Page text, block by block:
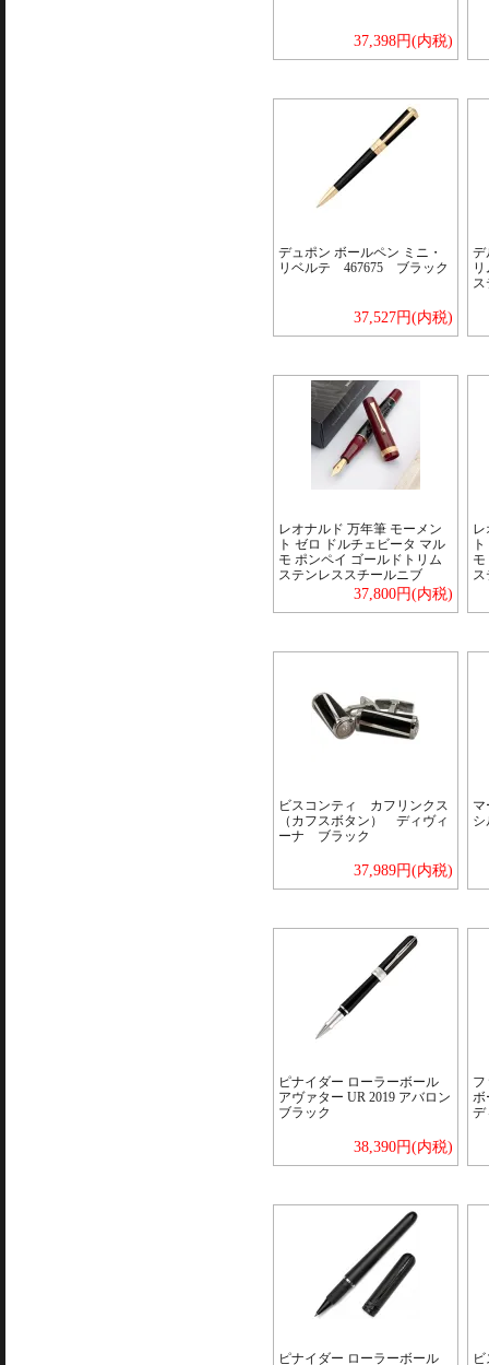
37,398円(内税)
デュポン ボールペン ミニ・
リベルテ 467675 ブラック
37,527円(内税)
デ
レオナルド 万年筆 モーメン
ト ゼロ ドルチェビータ マル
モ ポンペイ ゴールドトリム
ステンレススチールニブ
37,800円(内税)
レ
モ
ビスコンティ カフリンクス
（カフスボタン） ディヴィ
ーナ ブラック
37,989円(内税)
マ
シ
ピナイダー ローラーボール
アヴァター UR 2019 アバロン
ブラック
38,390円(内税)
フ
ボ
デ
ピナイダー ローラーボール